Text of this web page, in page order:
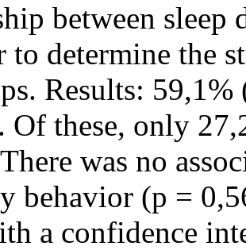
between sleep
to determine the
Results:
Of these, only
was no
behavior (p =
a confidence